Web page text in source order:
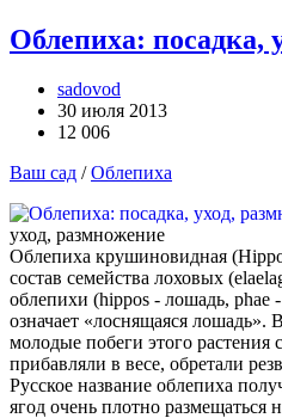
Облепиха: посадка,
sadovod
30 июля 2013
12 006
Ваш сад /Облепиха
уход, размножение
Облепиха крушиновидная
состав семейства лоховых
облепихи (hippos - лошадь, phae
означает «лоснящаяся лошадь».
молодые побеги этого
прибавляли в весе, обретали
Русское название облепиха
ягод очень плотно размещаться